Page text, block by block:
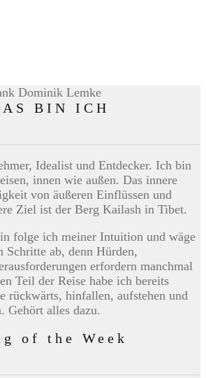
BIN ICH
Idealist und Entdecker. Ich bin
innen wie außen. Das innere
von äußeren Einflüssen und
Ziel ist der Berg Kailash in Tibet.
folge ich meiner Intuition und wäge
Schritte ab, denn Hürden,
erfordern manchmal
Teil der Reise habe ich bereits
rückwärts, hinfallen, aufstehen und
Gehört alles dazu.
of the Week